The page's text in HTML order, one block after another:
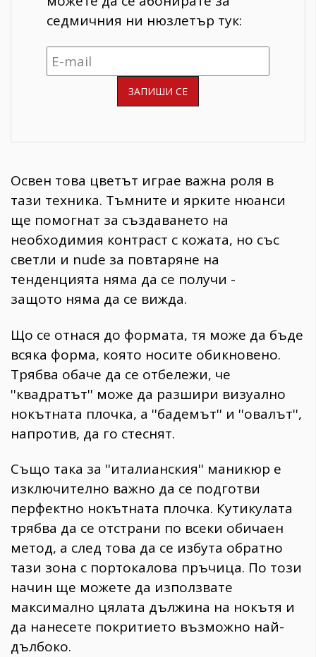
седмичния ни нюзлетър тук:
Освен това цветът играе важна роля в
тази техника. Тъмните и ярките нюанси
ще помогнат за създаването на
необходимия контраст с кожата, но със
светли и nude за повтаряне на
тенденцията няма да се получи -
защото няма да се вижда.
Що се отнася до формата, тя може да бъде
всяка форма, която носите обикновено.
Трябва обаче да се отбележи, че
''квадратът'' може да разшири визуално
нокътната плочка, а ''бадемът'' и ''овалът'',
напротив, да го стеснят.
Също така за ''италианския'' маникюр е
изключително важно да се подготви
перфектно нокътната плочка. Кутикулата
трябва да се отстрани по всеки обичаен
метод, а след това да се избута обратно
тази зона с портокалова пръчица. По този
начин ще можете да използвате
максимално цялата дължина на нокътя и
да нанесете покритието възможно най-
дълбоко.